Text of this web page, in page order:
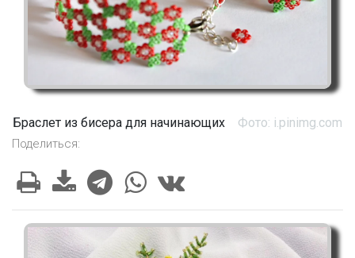
Браслет из бисера для начинающих Фото: i.pinimg.com
Поделиться: